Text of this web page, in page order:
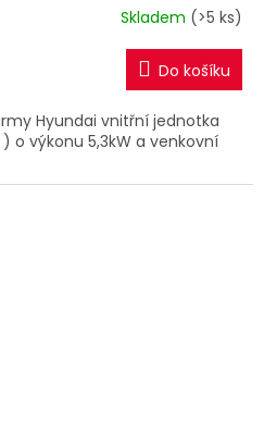
Skladem (>5 ks)
Do košíku
Hyundai vnitřní jednotka
) o výkonu 5,3kW a venkovní